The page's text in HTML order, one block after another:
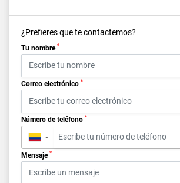
¿Prefieres que te contactemos?
Tu nombre *
Correo electrónico *
Número de teléfono *
▼
Mensaje *